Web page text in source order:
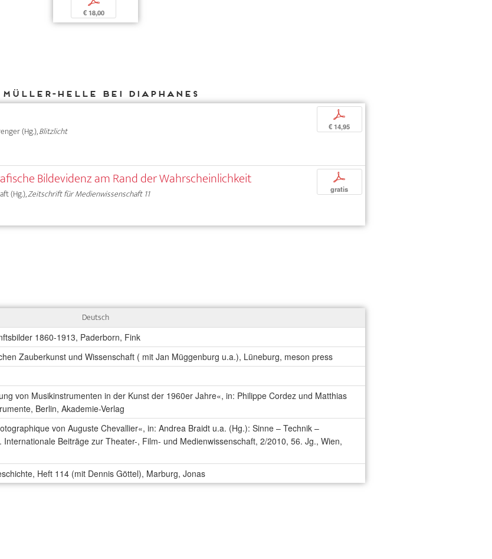
€ 18,00
Helle bei DIAPHANES
(Hg.),Blitzlicht
p
€ 14,95
Bildevidenz am Rand der Wahrscheinlichkeit
(Hg.),Zeitschrift für Medienwissenschaft 11
p
gratis
Deutsch
1860-1913, Paderborn, Fink
Zauberkunst und Wissenschaft ( mit Jan Müggenburg u.a.), Lüneburg, meson press
von Musikinstrumenten in der Kunst der 1960er Jahre«, in: Philippe Cordez und Matthias
Berlin, Akademie-Verlag
von Auguste Chevallier«, in: Andrea Braidt u.a. (Hg.): Sinne – Technik –
Beiträge zur Theater-, Film- und Medienwissenschaft, 2/2010, 56. Jg., Wien,
Heft 114 (mit Dennis Göttel), Marburg, Jonas